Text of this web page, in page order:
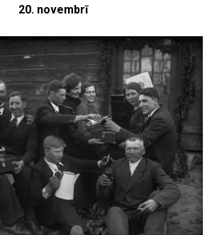
20. novembrī